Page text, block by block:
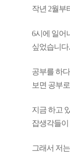
작년 2월부
6시에 일어
싶었습니다.
공부를 하
보면 공부
지금 하고
잡생각들
그래서 저